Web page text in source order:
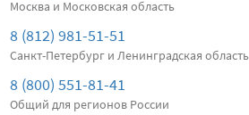
Москва и Московская область
8 (812) 981-51-51
Санкт-Петербург и Ленинградская область
8 (800) 551-81-41
Общий для регионов России